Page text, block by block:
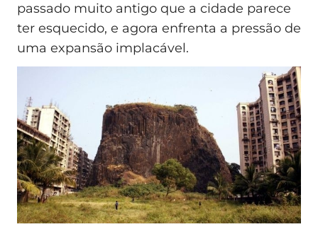
passado muito antigo que a cidade parece
ter esquecido, e agora enfrenta a pressão de
uma expansão implacável.